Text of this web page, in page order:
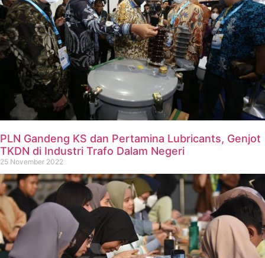
PLN Gandeng KS dan Pertamina Lubricants, Genjot
TKDN di Industri Trafo Dalam Negeri
25 November 2022